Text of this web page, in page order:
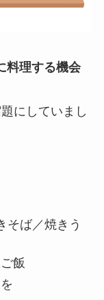
料理する機会
にしていまし
そば／焼きう
飯